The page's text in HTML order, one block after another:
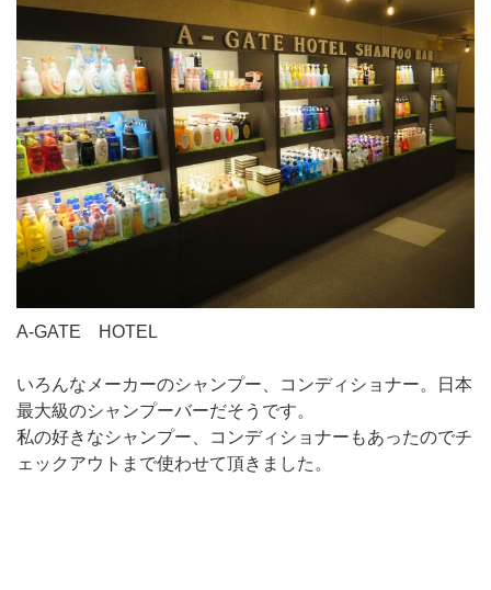
A-GATE HOTEL
いろんなメーカーのシャンプー、コンディショナー。日本
最大級のシャンプーバーだそうです。
私の好きなシャンプー、コンディショナーもあったのでチ
ェックアウトまで使わせて頂きました。